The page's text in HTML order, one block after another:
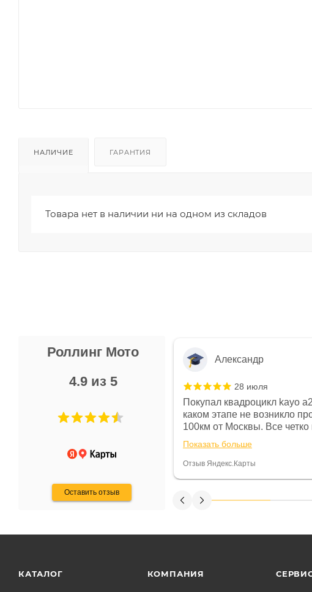
НАЛИЧИЕ ГАРАНТИЯ
Товара нет в наличии ни на одном из складов
Роллинг Мото
4.9 из 5
Оставить отзыв
Не понравились условия
и дают только на год)
Александр
28 июля
Покупал квадроцикл kayo
каком этапе не возникло
100км от Москвы. Все
спидометре всегда был 0,
постоянно были на связи и
Считаю, что это говорит о
Показать больше
Отзыв Яндекс.Карты
КАТАЛОГ КОМПАНИЯ